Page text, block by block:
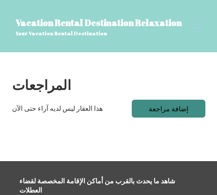
Vacation Rental Destination Relaxation
Your Vacation Rental Destination
وجهة تأجير العطلات للاسترخاء
أسئلة وأجوبة حول تقنية الواقع الافتراضي وتقنية تسجيل
الفيديو الرقمي، مدونة السفر
▾
أشياء يجب معرفتها عن سميرنا، جورجيا وجاكسونفيل،
المراجعات
هذا العقار ليس لديه آراء حتى الآن إضافة مراجعة
شاهد ما يحدث بالقرب من أماكن الإقامة المخصصة لقضاء
العطلات